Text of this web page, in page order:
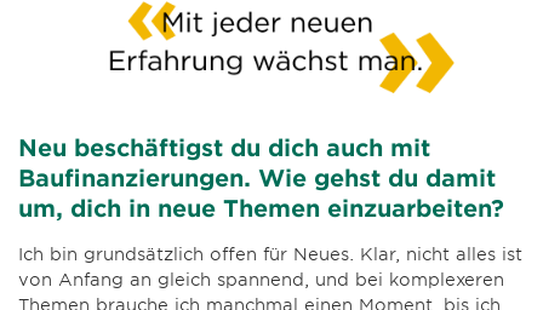
Neu beschäftigst du dich auch mit
Baufinanzierungen. Wie gehst du damit
um, dich in neue Themen einzuarbeiten?
Ich bin grundsätzlich offen für Neues. Klar, nicht alles ist
von Anfang an gleich spannend, und bei komplexeren
Themen brauche ich manchmal einen Moment, bis ich